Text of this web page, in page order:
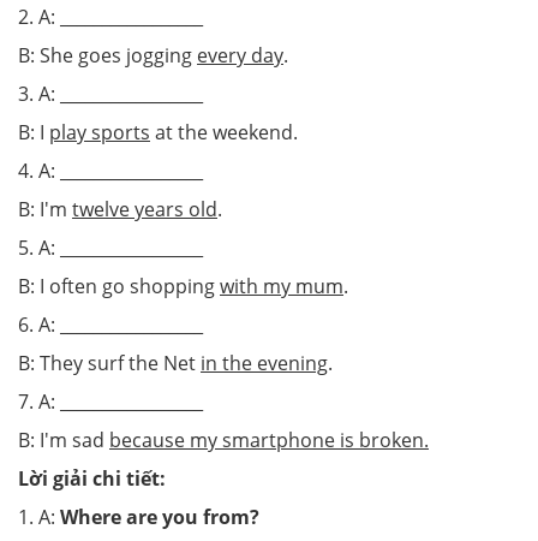
2. A: _________________
B: She goes jogging every day.
3. A: _________________
B: I play sports at the weekend.
4. A: _________________
B: I'm twelve years old.
5. A: _________________
B: I often go shoppingwith my mum.
6. A: _________________
B: They surf the Net in the evening.
7. A: _________________
B: I'm sad because my smartphone is broken.
Lời giải chi tiết:
1. A: Where are you from?